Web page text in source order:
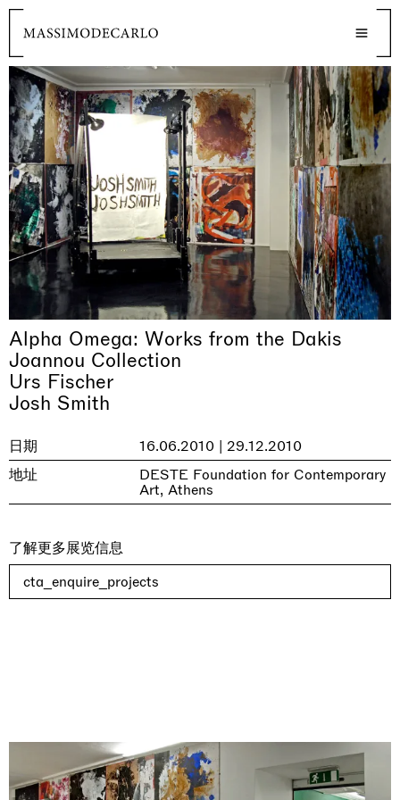
Alpha Omega: Works from the Dakis
Joannou Collection
Urs Fischer
Josh Smith
日期
16.06.2010 | 29.12.2010
地址
DESTE Foundation for Contemporary
Art, Athens
了解更多展览信息
cta_enquire_projects